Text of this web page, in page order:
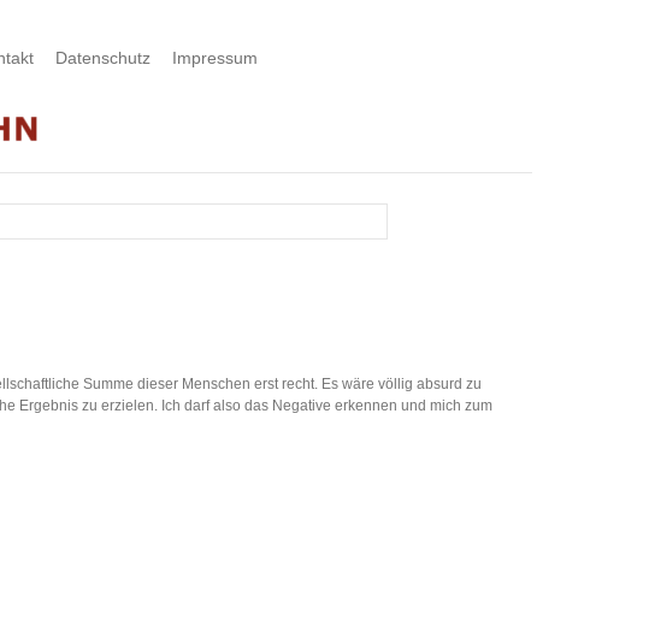
Datenschutz Impressum
Summe dieser Menschen erst recht. Es wäre völlig absurd zu
Ergebnis zu erzielen. Ich darf also das Negative erkennen und mich zum